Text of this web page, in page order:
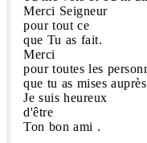
Merci Seigneur
pour tout ce
que Tu as fait.
Merci
pour toutes les
que tu as mises
Je suis heureux
d'être
Ton bon ami .